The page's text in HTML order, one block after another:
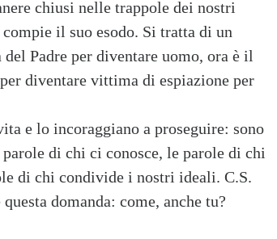
chiusi nelle trappole dei nostri
il suo esodo. Si tratta di un
Padre per diventare uomo, ora è il
diventare vittima di espiazione per
e lo incoraggiano a proseguire: sono
di chi ci conosce, le parole di chi
di chi condivide i nostri ideali. C.S.
domanda: come, anche tu?